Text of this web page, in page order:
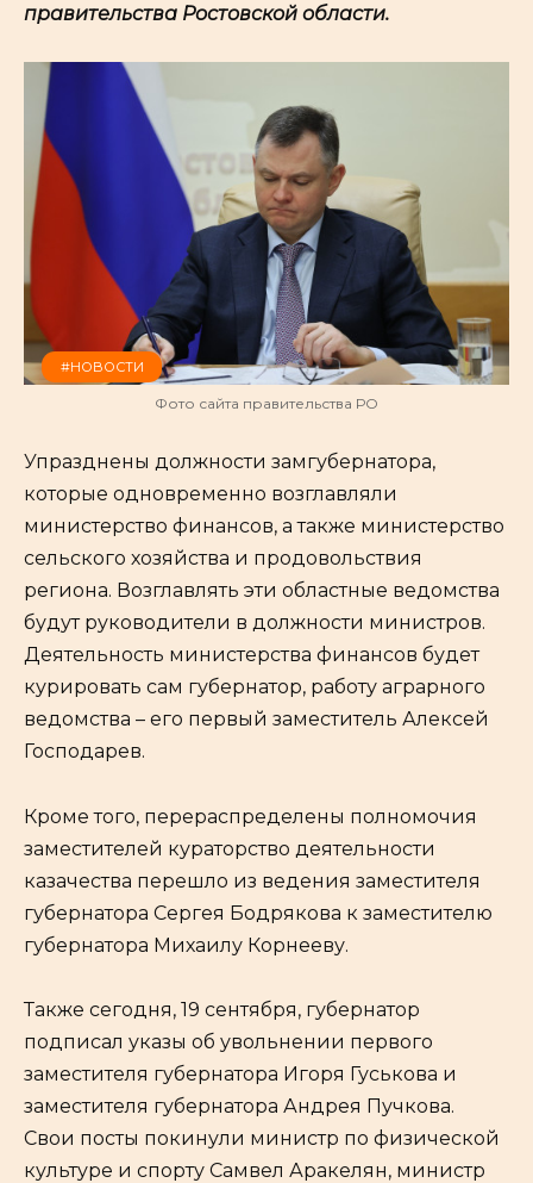
правительства Ростовской области.
#НОВОСТИ
Фото сайта правительства РО
Упразднены должности замгубернатора,
которые одновременно возглавляли
министерство финансов, а также министерство
сельского хозяйства и продовольствия
региона. Возглавлять эти областные ведомства
будут руководители в должности министров.
Деятельность министерства финансов будет
курировать сам губернатор, работу аграрного
ведомства – его первый заместитель Алексей
Господарев.
Кроме того, перераспределены полномочия
заместителей кураторство деятельности
казачества перешло из ведения заместителя
губернатора Сергея Бодрякова к заместителю
губернатора Михаилу Корнееву.
Также сегодня, 19 сентября, губернатор
подписал указы об увольнении первого
заместителя губернатора Игоря Гуськова и
заместителя губернатора Андрея Пучкова.
Свои посты покинули министр по физической
культуре и спорту Самвел Аракелян, министр